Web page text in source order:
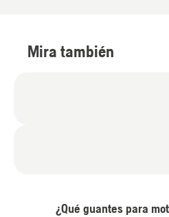
Mira también
¿Qué guantes para